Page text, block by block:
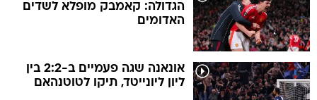
הגדולה: קאמבק מופלא לשדים
האדומים
אונאנה שגה פעמיים ב-2:2 בין
ליון ליונייטד, תיקו לטוטנהאם